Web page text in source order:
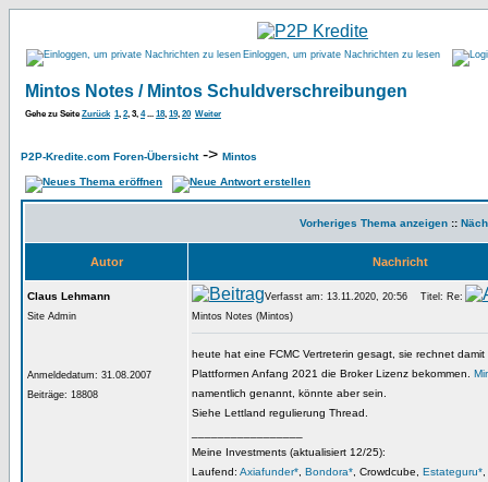
Einloggen, um private Nachrichten zu lesen
Mintos Notes / Mintos Schuldverschreibungen
Gehe zu SeiteZurück 1, 2, 3, 4... 18, 19, 20 Weiter
P2P-Kredite.com Foren-Übersicht-> Mintos
Vorheriges Thema anzeigen ::
Autor Nachricht
Claus Lehmann
Site Admin
Anmeldedatum: 31.08.2007
Beiträge: 18808
Verfasst am: 13.11.2020, 20:56
Titel: Re:
Mintos Notes (Mintos)
heute hat eine FCMC Vertreterin gesagt, sie rechnet
Plattformen Anfang 2021 die Broker Lizenz bekommen.
namentlich genannt, könnte aber sein.
Siehe Lettland regulierung Thread.
Meine Investments (aktualisiert 12/25):
Laufend: Axiafunder* Bondora* , Crowdcube, Estateguru*